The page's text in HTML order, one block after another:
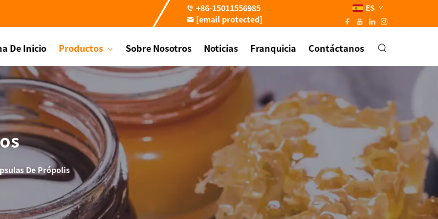
+86-15011556985
[email protected]
ES
De Inicio Productos Sobre Nosotros Noticias Franquicia Contáctanos
De Própolis